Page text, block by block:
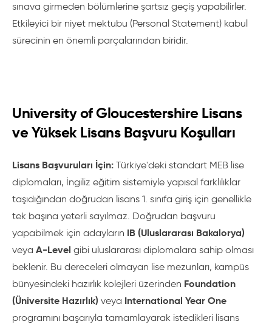
sınava girmeden bölümlerine şartsız geçiş yapabilirler.
Etkileyici bir niyet mektubu (Personal Statement) kabul
sürecinin en önemli parçalarından biridir.
University of Gloucestershire Lisans
ve Yüksek Lisans Başvuru Koşulları
Lisans Başvuruları İçin: Türkiye'deki standart MEB lise
diplomaları, İngiliz eğitim sistemiyle yapısal farklılıklar
taşıdığından doğrudan lisans 1. sınıfa giriş için genellikle
tek başına yeterli sayılmaz. Doğrudan başvuru
yapabilmek için adayların IB (Uluslararası Bakalorya)
veya A-Level gibi uluslararası diplomalara sahip olması
beklenir. Bu dereceleri olmayan lise mezunları, kampüs
bünyesindeki hazırlık kolejleri üzerinden Foundation
(Üniversite Hazırlık) veya International Year One
programını başarıyla tamamlayarak istedikleri lisans